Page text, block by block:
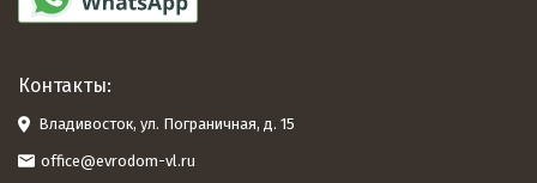
Контакты:
Владивосток, ул. Пограничная, д. 15
office@evrodom-vl.ru